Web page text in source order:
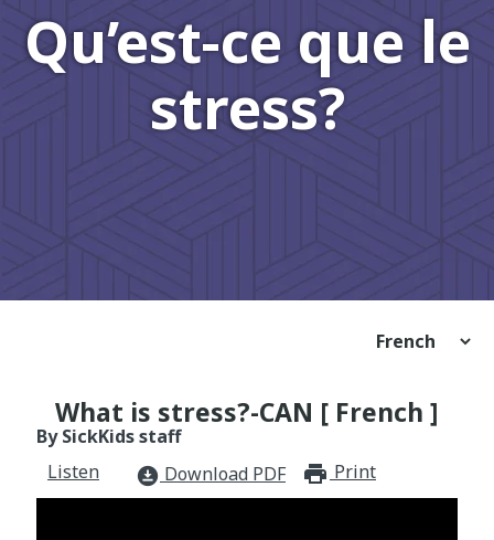
Qu’est-ce que le
stress?
What is stress?-CAN [ French ]
By SickKids staff
Listen
download_for_offline Download PDF Print